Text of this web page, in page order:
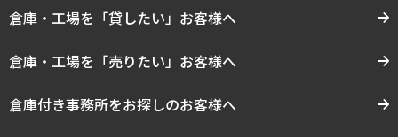
倉庫・工場を「貸したい」お客様へ
倉庫・工場を「売りたい」お客様へ
倉庫付き事務所をお探しのお客様へ